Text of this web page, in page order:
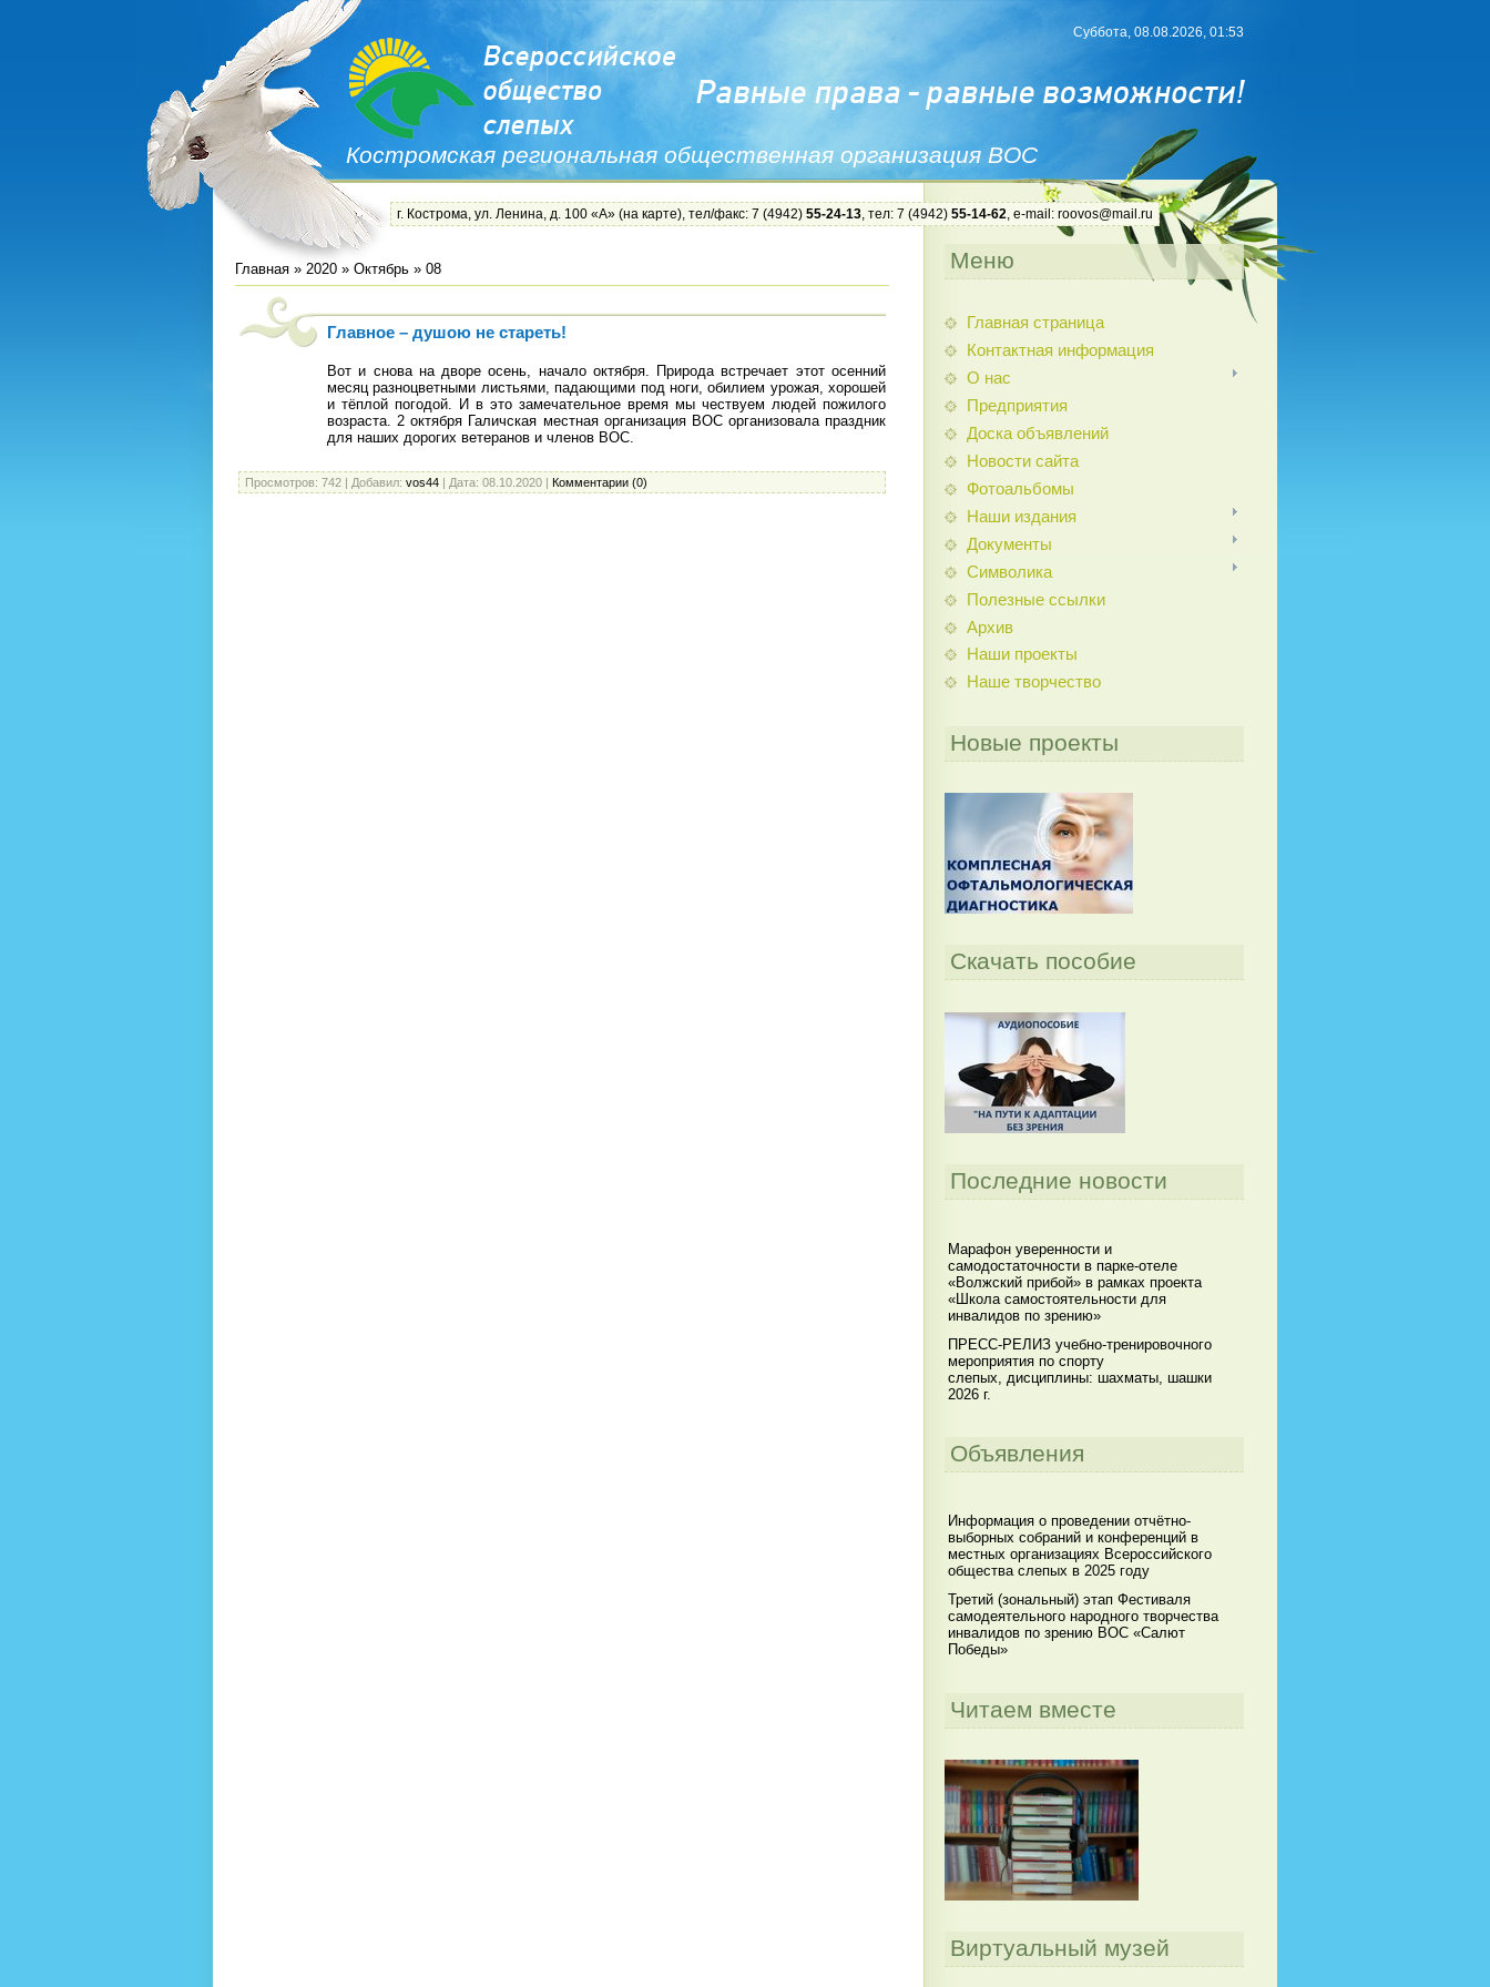
Костромская региональная общественная организация ВОС
Суббота, 08.08.2026, 01:53
г. Кострома, ул. Ленина, д. 100 «А» (на карте), тел/факс: 7 (4942) 55-24-13, тел: 7 (4942) 55-14-62, e-mail: roovos@mail.ru
Главная » 2020 » Октябрь » 08
Главное – душою не стареть!
Вот и снова на дворе осень, начало октября. Природа встречает этот осенний
месяц разноцветными листьями, падающими под ноги, обилием урожая, хорошей
и тёплой погодой. И в это замечательное время мы чествуем людей пожилого
возраста. 2 октября Галичская местная организация ВОС организовала праздник
для наших дорогих ветеранов и членов ВОС.
Просмотров: 742 | Добавил: vos44 | Дата: 08.10.2020 | Комментарии (0)
Меню
Главная страница
Контактная информация
О нас
Предприятия
Доска объявлений
Новости сайта
Фотоальбомы
Наши издания
Документы
Символика
Полезные ссылки
Архив
Наши проекты
Наше творчество
Новые проекты
Скачать пособие
Последние новости
Марафон уверенности и
самодостаточности в парке-отеле
«Волжский прибой» в рамках проекта
«Школа самостоятельности для
инвалидов по зрению»
ПРЕСС-РЕЛИЗ учебно-тренировочного
мероприятия по спорту
слепых, дисциплины: шахматы, шашки
2026 г.
Объявления
Информация о проведении отчётно-
выборных собраний и конференций в
местных организациях Всероссийского
общества слепых в 2025 году
Третий (зональный) этап Фестиваля
самодеятельного народного творчества
инвалидов по зрению ВОС «Салют
Победы»
Читаем вместе
Виртуальный музей